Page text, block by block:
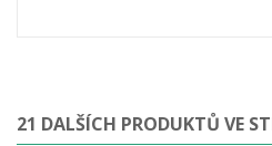
21 DALŠÍCH PRODUKTŮ VE